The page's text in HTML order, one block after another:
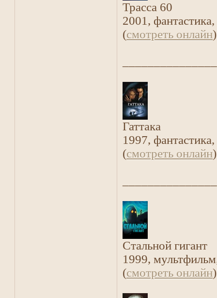
Трасса 60
2001,
(смотреть онлайн)
Гаттака
1997,
(смотреть онлайн)
Стальной гигант
1999,
(смотреть онлайн)